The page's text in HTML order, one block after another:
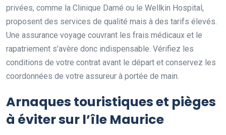
privées, comme la Clinique Darné ou le Wellkin Hospital,
proposent des services de qualité mais à des tarifs élevés.
Une assurance voyage couvrant les frais médicaux et le
rapatriement s’avère donc indispensable. Vérifiez les
conditions de votre contrat avant le départ et conservez les
coordonnées de votre assureur à portée de main.
Arnaques touristiques et pièges
à éviter sur l’île Maurice